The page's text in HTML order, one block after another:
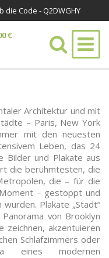
Code - Q2DWGHY
€
Architektur und mit
– Paris, New York
mit den neuesten
Leben, das 24
Bilder und Plakate aus
die berühmtesten, die
die – für die
– gestoppt und
Plakate „Stadt“
von Brooklyn
akzentuieren
Schlafzimmers oder
eines modernen